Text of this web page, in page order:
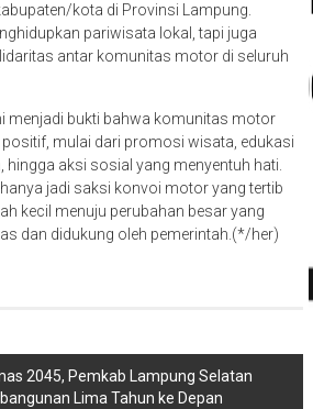
pariwisata lokal, tapi juga
antar komunitas motor di seluruh
mulai dari promosi wisata, edukasi
hingga aksi sosial yang menyentuh hati.
jadi saksi konvoi motor yang tertib
kecil menuju perubahan besar yang
dan didukung oleh pemerintah.(*/her)
2045, Pemkab Lampung Selatan
Lima Tahun ke Depan